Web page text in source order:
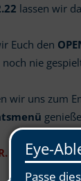
lassen wir
Euch den
nie
wir uns zum